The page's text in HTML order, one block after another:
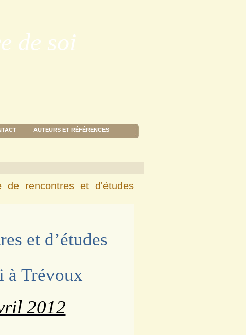
de soi
AUTEURS ET RÉFÉRENCES
de rencontres et d'études
et d’études
à Trévoux
2012